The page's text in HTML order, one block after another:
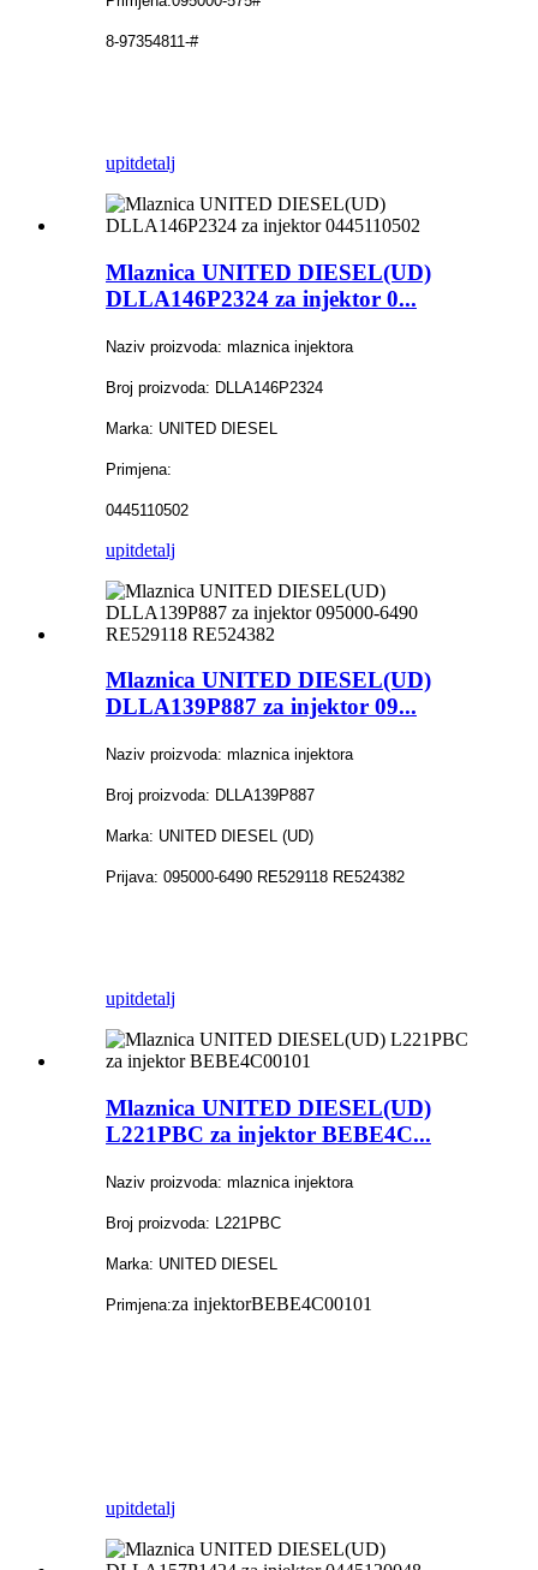
8-97354811-#
upitdetalj
Mlaznica UNITED DIESEL(UD)
DLLA146P2324 za injektor 0...
Naziv proizvoda: mlaznica injektora
Broj proizvoda: DLLA146P2324
Marka: UNITED DIESEL
Primjena:
0445110502
upitdetalj
Mlaznica UNITED DIESEL(UD)
DLLA139P887 za injektor 09...
Naziv proizvoda: mlaznica injektora
Broj proizvoda: DLLA139P887
Marka: UNITED DIESEL (UD)
Prijava: 095000-6490 RE529118 RE524382
upitdetalj
Mlaznica UNITED DIESEL(UD)
L221PBC za injektor BEBE4C...
Naziv proizvoda: mlaznica injektora
Broj proizvoda: L221PBC
Marka: UNITED DIESEL
Primjena:za injektorBEBE4C00101
upitdetalj